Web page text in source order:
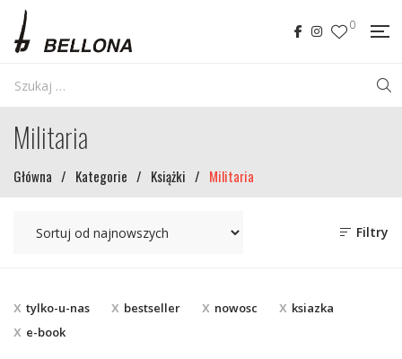
0
Militaria
Główna / Kategorie / Książki / Militaria
Filtry
tylko-u-nas bestseller nowosc
ksiazka
e-book